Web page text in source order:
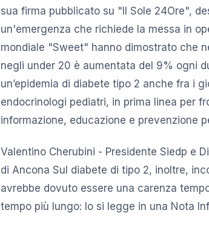
sua firma pubblicato su "Il Sole 24Ore",
un'emergenza che richiede la messa in
mondiale "Sweet" hanno dimostrato che
negli under 20 è aumentata del 9% ogni
un’epidemia di diabete tipo 2 anche fra i
endocrinologi pediatri, in prima linea per
informazione, educazione e prevenzione
Valentino Cherubini - Presidente Siedp e
di Ancona Sul diabete di tipo 2, inoltre,
avrebbe dovuto essere una carenza
tempo più lungo: lo si legge in una Nota